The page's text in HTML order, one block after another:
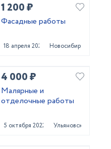
1 200 ₽
Фасадные работы
18 апреля 2023 Новосибирск
4 000 ₽
Малярные и
отделочные работы
5 октября 2022 Ульяновск